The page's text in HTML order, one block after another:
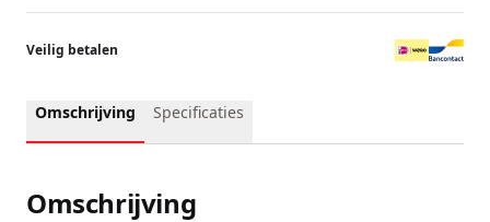
Veilig betalen
Omschrijving Specificaties
Omschrijving